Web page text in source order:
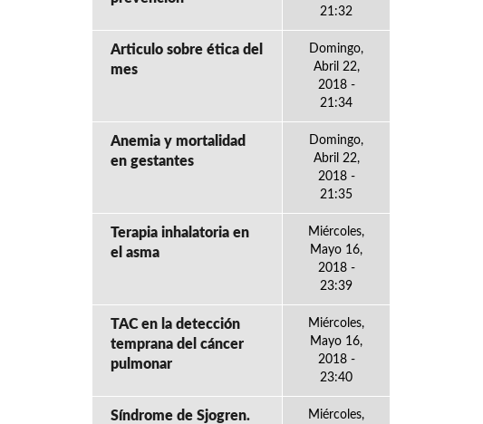
21:32
Articulo sobre ética del
mes
Domingo,
Abril 22,
2018 -
21:34
Anemia y mortalidad
en gestantes
Domingo,
Abril 22,
2018 -
21:35
Terapia inhalatoria en
el asma
Miércoles,
Mayo 16,
2018 -
23:39
TAC en la detección
temprana del cáncer
pulmonar
Miércoles,
Mayo 16,
2018 -
23:40
Síndrome de Sjogren.
Miércoles,